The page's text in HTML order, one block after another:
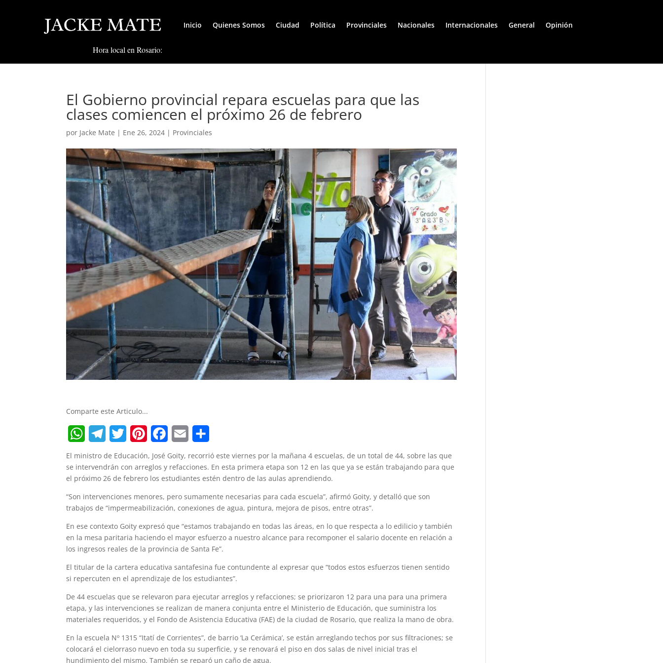
Inicio Quienes Somos Ciudad Política Provinciales Nacionales Internacionales General Opinión
Hora local en Rosario:
El Gobierno provincial repara escuelas para que las
clases comiencen el próximo 26 de febrero
por Jacke Mate | Ene 26, 2024 | Provinciales
Comparte este Articulo...
W
h
a
t
A
p
p
e
l
e
r
a
m
w
i
t
e
r
i
n
t
r
e
s
t
a
c
e
o
o
k
m
a
i
h
a
r
El ministro de Educación, José Goity, recorrió este viernes por la mañana 4 escuelas, de un total de 44, sobre las que
se intervendrán con arreglos y refacciones. En esta primera etapa son 12 en las que ya se están trabajando para que
el próximo 26 de febrero los estudiantes estén dentro de las aulas aprendiendo.
“Son intervenciones menores, pero sumamente necesarias para cada escuela”, afirmó Goity, y detalló que son
trabajos de “impermeabilización, conexiones de agua, pintura, mejora de pisos, entre otras”.
En ese contexto Goity expresó que “estamos trabajando en todas las áreas, en lo que respecta a lo edilicio y también
en la mesa paritaria haciendo el mayor esfuerzo a nuestro alcance para recomponer el salario docente en relación a
los ingresos reales de la provincia de Santa Fe”.
El titular de la cartera educativa santafesina fue contundente al expresar que “todos estos esfuerzos tienen sentido
si repercuten en el aprendizaje de los estudiantes”.
De 44 escuelas que se relevaron para ejecutar arreglos y refacciones; se priorizaron 12 para una para una primera
etapa, y las intervenciones se realizan de manera conjunta entre el Ministerio de Educación, que suministra los
materiales requeridos, y el Fondo de Asistencia Educativa (FAE) de la ciudad de Rosario, que realiza la mano de obra.
En la escuela Nº 1315 “Itatí de Corrientes”, de barrio ‘La Cerámica’, se están arreglando techos por sus filtraciones; se
colocará el cielorraso nuevo en toda su superficie, y se renovará el piso en dos salas de nivel inicial tras el
hundimiento del mismo. También se reparó un caño de agua.